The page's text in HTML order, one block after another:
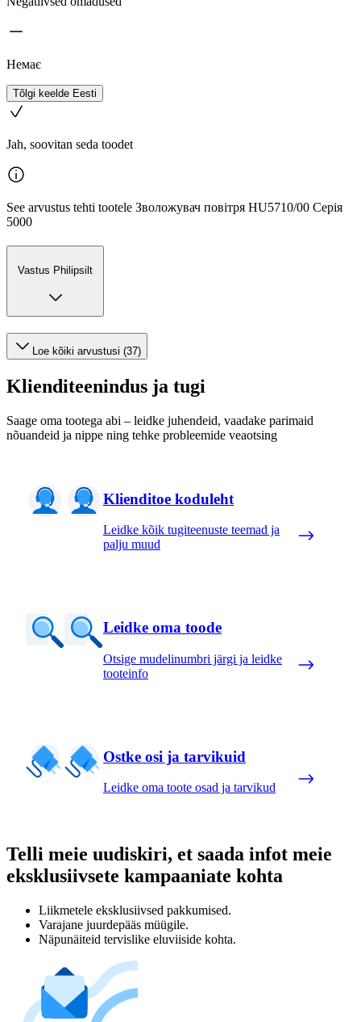
Немає
Tõlgi keelde Eesti
Jah, soovitan seda toodet
See arvustus tehti tootele Зволожувач повітря HU5710/00 Серія
5000
Vastus Philipsilt
Loe kõiki arvustusi (37)
Klienditeenindus ja tugi
Saage oma tootega abi – leidke juhendeid, vaadake parimaid
nõuandeid ja nippe ning tehke probleemide veaotsing
Klienditoe koduleht
Leidke kõik tugiteenuste teemad ja
palju muud
Leidke oma toode
Otsige mudelinumbri järgi ja leidke
tooteinfo
Ostke osi ja tarvikuid
Leidke oma toote osad ja tarvikud
Telli meie uudiskiri, et saada infot meie
eksklusiivsete kampaaniate kohta
Liikmetele eksklusiivsed pakkumised.
Varajane juurdepääs müügile.
Näpunäiteid tervislike eluviiside kohta.